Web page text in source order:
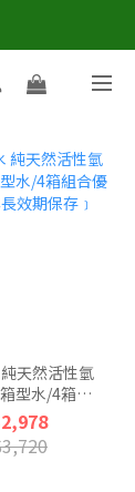
天然活性氫
型水/4箱組
年長效期保
﹞